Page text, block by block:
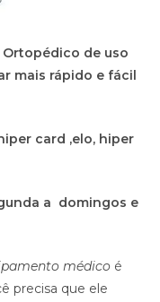
Ortopédico de uso
mais rápido e fácil
card ,elo, hiper
a domingos e
médico é
precisa que ele